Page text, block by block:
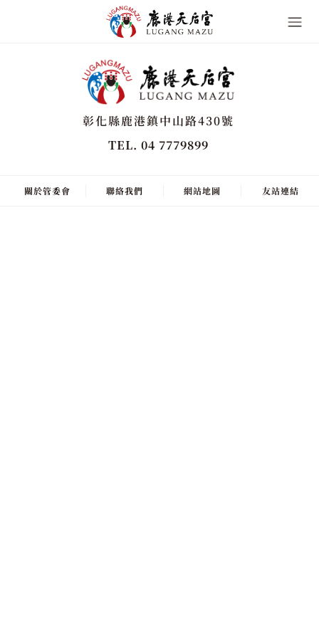
彰化縣鹿港鎮中山路430號
TEL. 04 7779899
關於管委會 聯絡我們 網站地圖 友站連結